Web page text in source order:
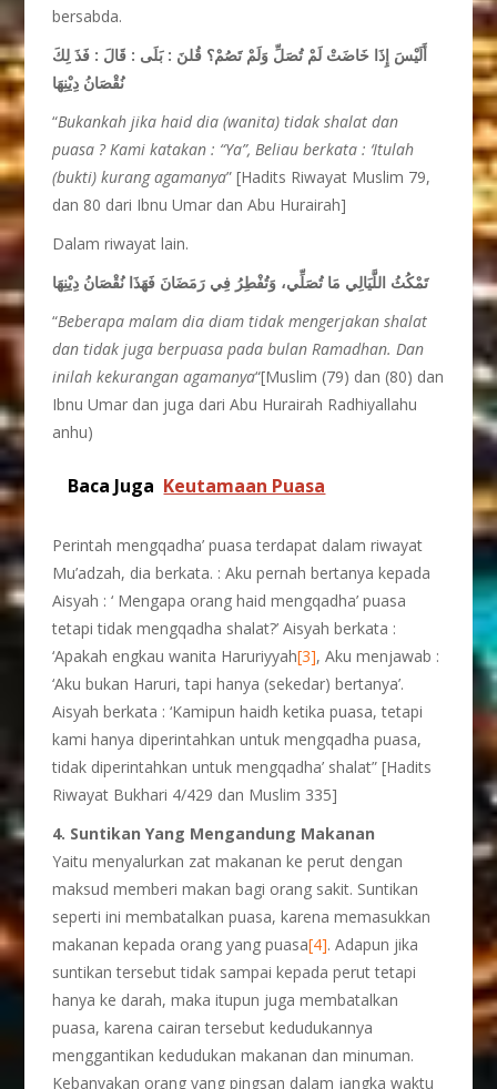
bersabda.
أَلَيْسَ إِذَا خَاضَتْ لَمْ تُصَلِّ وَلَمْ تَصُمْ؟ قُلنَ : بَلَى : قَالَ : فَذَ لِكَ
نُقْصَانُ دِيْنِهَا
“Bukankah jika haid dia (wanita) tidak shalat dan
puasa ? Kami katakan : “Ya”, Beliau berkata : ‘Itulah
(bukti) kurang agamanya” [Hadits Riwayat Muslim 79,
dan 80 dari Ibnu Umar dan Abu Hurairah]
Dalam riwayat lain.
تَمْكُثُ اللَّيَالِي مَا تُصَلِّي، وَتُفْطِرُ فِي رَمَضَانَ فَهَذَا نُقْصَانُ دِيْنِهَا
“Beberapa malam dia diam tidak mengerjakan shalat
dan tidak juga berpuasa pada bulan Ramadhan. Dan
inilah kekurangan agamanya“[Muslim (79) dan (80) dan
Ibnu Umar dan juga dari Abu Hurairah Radhiyallahu
anhu)
Baca Juga Keutamaan Puasa
Perintah mengqadha’ puasa terdapat dalam riwayat
Mu’adzah, dia berkata. : Aku pernah bertanya kepada
Aisyah : ‘ Mengapa orang haid mengqadha’ puasa
tetapi tidak mengqadha shalat?’ Aisyah berkata :
‘Apakah engkau wanita Haruriyyah[3], Aku menjawab :
‘Aku bukan Haruri, tapi hanya (sekedar) bertanya’.
Aisyah berkata : ‘Kamipun haidh ketika puasa, tetapi
kami hanya diperintahkan untuk mengqadha puasa,
tidak diperintahkan untuk mengqadha’ shalat” [Hadits
Riwayat Bukhari 4/429 dan Muslim 335]
4. Suntikan Yang Mengandung Makanan
Yaitu menyalurkan zat makanan ke perut dengan
maksud memberi makan bagi orang sakit. Suntikan
seperti ini membatalkan puasa, karena memasukkan
makanan kepada orang yang puasa[4]. Adapun jika
suntikan tersebut tidak sampai kepada perut tetapi
hanya ke darah, maka itupun juga membatalkan
puasa, karena cairan tersebut kedudukannya
menggantikan kedudukan makanan dan minuman.
Kebanyakan orang yang pingsan dalam jangka waktu